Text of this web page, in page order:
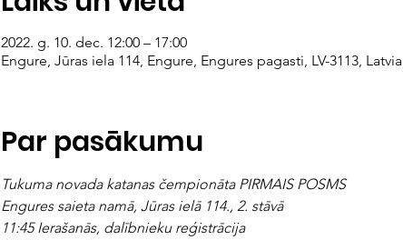
2022. g. 10. dec. 12:00 – 17:00
Engure, Jūras iela 114, Engure, Engures pagasti, LV-3113, Latvia
Par pasākumu
Tukuma novada katanas čempionāta PIRMAIS POSMS
Engures saieta namā, Jūras ielā 114., 2. stāvā
11:45 Ierašanās, dalībnieku reģistrācija